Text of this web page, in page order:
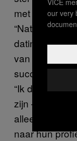
met drie of
“Natuurlijk,
datingapp
van mij.” Op
succesvol is
“Ik denk
zijn – sorry
alleen die
naar hun
our very